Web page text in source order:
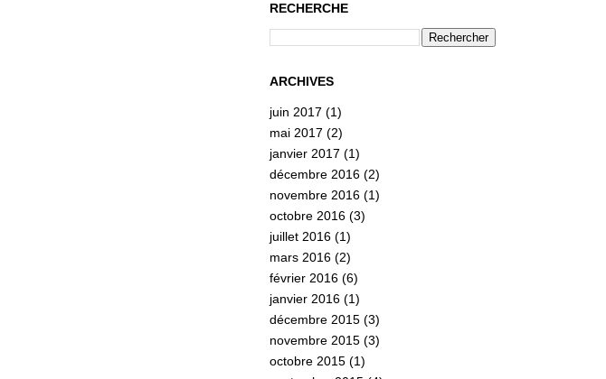
RECHERCHE
ARCHIVES
juin 2017 (1)
mai 2017 (2)
janvier 2017 (1)
décembre 2016 (2)
novembre 2016 (1)
octobre 2016 (3)
juillet 2016 (1)
mars 2016 (2)
février 2016 (6)
janvier 2016 (1)
décembre 2015 (3)
novembre 2015 (3)
octobre 2015 (1)